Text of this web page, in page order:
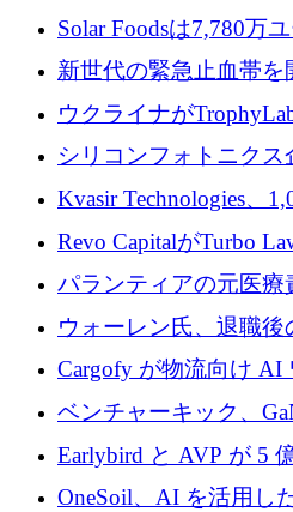
3 億 2,000 万ドルを調
Solar Foodsは7,780万
億ユーロの防衛および
を開始、ヨーロッパの
に警告
新世代の緊急止血帯
スタートアップ企業を
ウクライナが
ロシア兵器を戦場の研
ムに変える
シリコンフォトニク
商業的に成功させるた
Kvasir Technologies、
で成長を促進
Revo CapitalがTurbo
ラウンドを主導し、訴
パランティアの元医
ェントの立ち上げに
ウォーレン氏、退職
めに1,000万ユーロを調
Cargofy が物流向け AI
万ドルを獲得
ベンチャーキック、
ユーロでMinisaを支援
Earlybird と AVP が 5
重用途の成長基金で
OneSoil、AI を活用し